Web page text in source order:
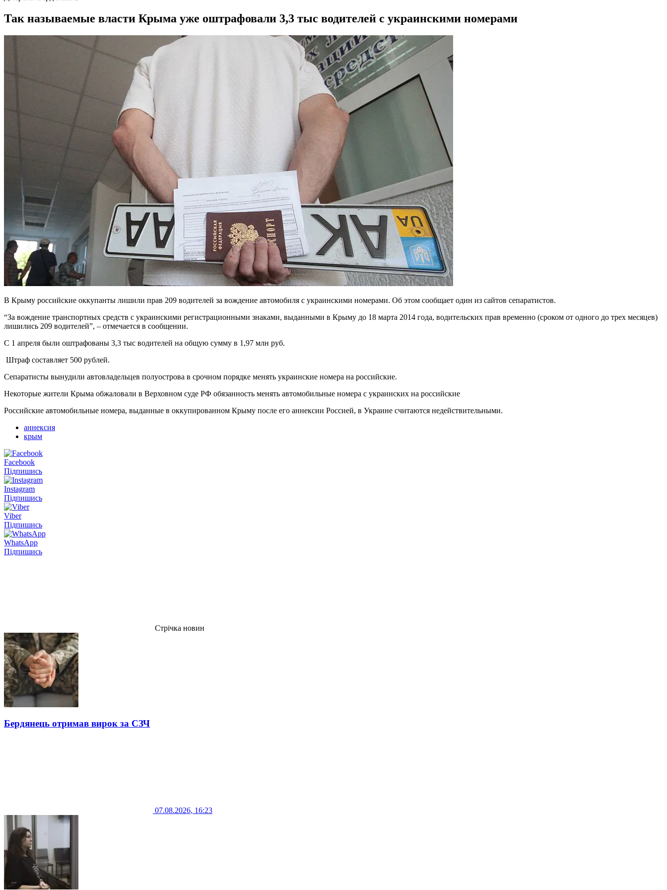
Так называемые власти Крыма уже оштрафовали 3,3 тыс водителей с украинскими номерами
В Крыму российские оккупанты лишили прав 209 водителей за вождение автомобиля с украинскими номерами. Об этом сообщает один из сайтов сепаратистов.
“За вождение транспортных средств с украинскими регистрационными знаками, выданными в Крыму до 18 марта 2014 года, водительских прав временно (сроком от одного до трех месяцев)
лишились 209 водителей”, – отмечается в сообщении.
С 1 апреля были оштрафованы 3,3 тыс водителей на общую сумму в 1,97 млн руб.
Штраф составляет 500 рублей.
Сепаратисты вынудили автовладельцев полуострова в срочном порядке менять украинские номера на российские.
Некоторые жители Крыма обжаловали в Верховном суде РФ обязанность менять автомобильные номера с украинских на российские
Российские автомобильные номера, выданные в оккупированном Крыму после его аннексии Россией, в Украине считаются недействительными.
аннексия
крым
Facebook
Підпишись
Instagram
Підпишись
Viber
Підпишись
WhatsApp
Підпишись
Стрічка новин
Бердянець отримав вирок за СЗЧ
07.08.2026, 16:23